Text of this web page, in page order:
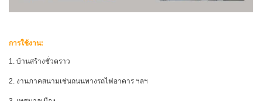
การใช้งาน:
1. บ้านสร้างชั่วคราว
2. งานภาคสนามเช่นถนนทางรถไฟอาคาร ฯลฯ